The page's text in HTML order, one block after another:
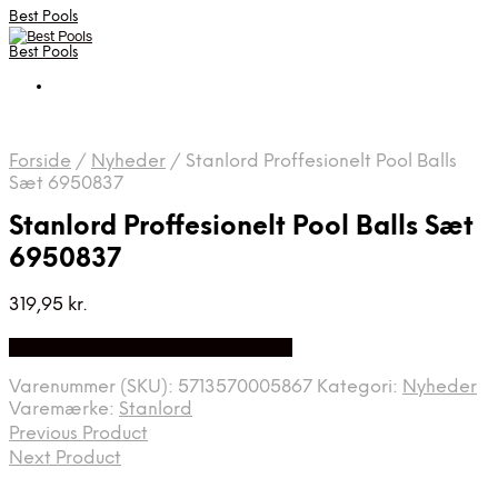
Best Pools
Best Pools
Forside / Nyheder / Stanlord Proffesionelt Pool Balls
Sæt 6950837
Stanlord Proffesionelt Pool Balls Sæt
6950837
319,95 kr.
Varenummer (SKU): 5713570005867 Kategori: Nyheder
Varemærke: Stanlord
Previous Product
Next Product